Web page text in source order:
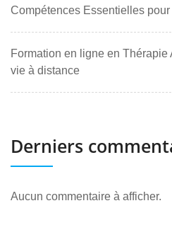
Compétences Essentielles
Formation en ligne en Thérapie
vie à distance
Derniers
Aucun commentaire à afficher.